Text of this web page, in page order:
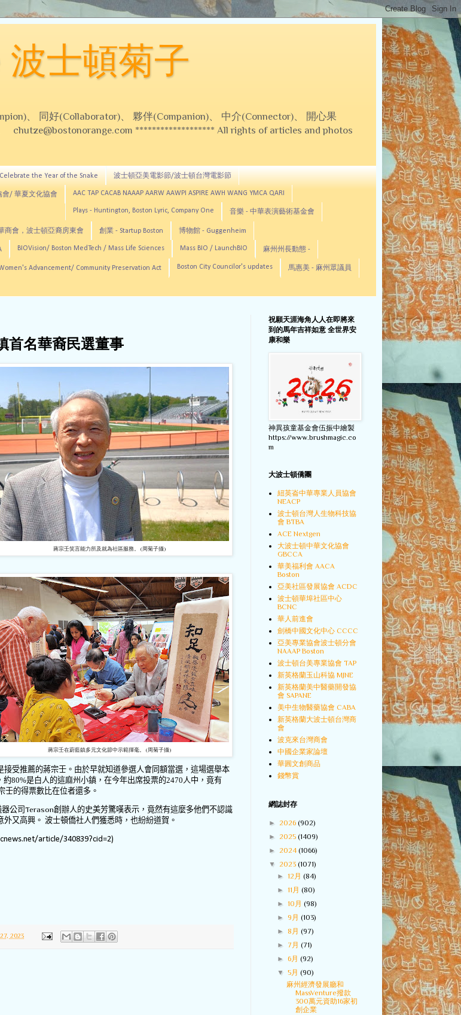
士頓菊子
、 同好(Collaborator)、 夥伴(Companion)、 中介(Connector)、 開心果
chutze@bostonorange.com ******************* All rights of articles and photos
the Year of the Snake 波士頓亞美電影節/波士頓台灣電影節
/ 華夏文化協會 AAC TAP CACAB NAAAP AARW AAWPI ASPIRE AWH WANG YMCA QARI
Plays - Huntington, Boston Lyric, Company One 音樂 - 中華表演藝術基金會
商會，波士頓亞裔房東會 創業 - Startup Boston 博物館 - Guggenheim
BIOVision/ Boston MedTech / Mass Life Sciences Mass BIO / LaunchBIO 麻州州長動態 -
Advancement/ Community Preservation Act Boston City Councilor's updates 馬惠美 - 麻州眾議員
首名華裔民選董事
蔣宗壬笑言能力所及就為社區服務。 (周菊子攝)
蔣宗壬在蔚藍鎮多元文化節中示範揮毫。 (周菊子攝)
受推薦的蔣宗壬。由於早就知道參選人會同額當選，這場選舉本
約80%是白人的這麻州小鎮，在今年出席投票的2470 人中，竟有
壬的得票數比在位者還多。
公司Terason創辦人的史美芳驚嘆表示，竟然有這麼多他們不認識
又高興。 波士頓僑社人們獲悉時，也紛紛道賀。
article/340839?cid=2)
2023
祝願天涯海角人人在即將來
到的馬年吉祥如意 全世界安
康和樂
神異孩童基金會伍振中繪製
https://www.brushmagic.co
m
大波士頓僑團
紐英崙中華專業人員協會
NEACP
波士頓台灣人生物科技協
會 BTBA
ACE Nextgen
大波士頓中華文化協會
GBCCA
華美福利會 AACA
Boston
亞美社區發展協會 ACDC
波士頓華埠社區中心
BCNC
華人前進會
劍橋中國文化中心 CCCC
亞美專業協會波士頓分會
NAAAP Boston
波士頓台美專業協會 TAP
新英格蘭玉山科協 MJNE
新英格蘭美中醫藥開發協
會 SAPANE
美中生物醫藥協會 CABA
新英格蘭大波士頓台灣商
會
波克來台灣商會
中國企業家論壇
華圓文創商品
錢幣賞
網誌封存
► 2026 (902)
► 2025 (1409)
► 2024 (1066)
▼ 2023 (1071)
►12月(84)
►11月(80)
►10月(98)
►9月(103)
► 8月(97)
► 7月(71)
►6月(92)
▼5月(90)
麻州經濟發展廳和
MassVenture撥款
300萬元資助16家初
創企業